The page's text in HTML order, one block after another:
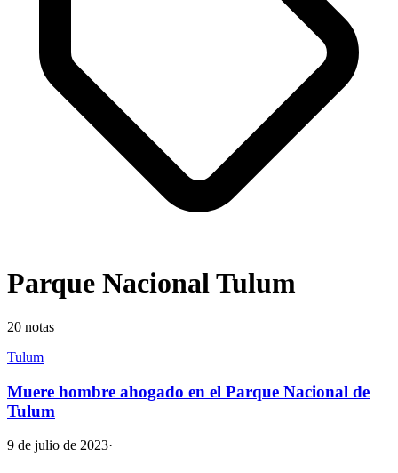
Parque Nacional Tulum
20 notas
Tulum
Muere hombre ahogado en el Parque Nacional de
Tulum
9 de julio de 2023·